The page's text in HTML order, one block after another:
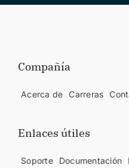
Compañía
Acerca de Carreras
Enlaces útiles
Soporte Documentación